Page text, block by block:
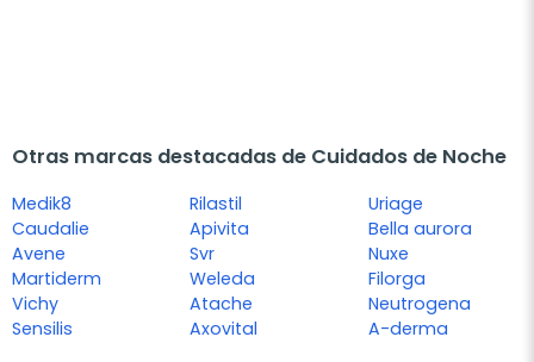
Otras marcas destacadas de Cuidados de Noche
Medik8
Caudalie
Avene
Martiderm
Vichy
Sensilis
Rilastil
Apivita
Svr
Weleda
Atache
Axovital
Uriage
Bella aurora
Nuxe
Filorga
Neutrogena
A-derma